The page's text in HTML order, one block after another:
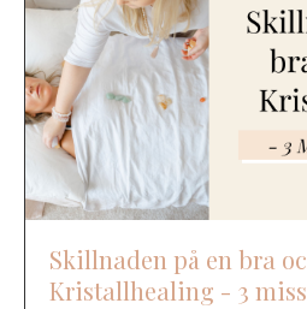
Skillnaden på en bra
Kristallhealing - 3